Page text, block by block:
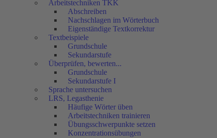
Arbeitstechniken TKK
Abschreiben
Nachschlagen im Wörterbuch
Eigenständige Textkorrektur
Textbeispiele
Grundschule
Sekundarstufe
Überprüfen, bewerten...
Grundschule
Sekundarstufe I
Sprache untersuchen
LRS, Legasthenie
Häufige Wörter üben
Arbeitstechniken trainieren
Übungsschwerpunkte setzen
Konzentrationsübungen